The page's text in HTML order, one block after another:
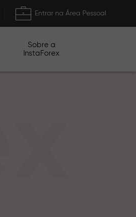
Entrar na Área Pessoal
Sobre a
InstaForex